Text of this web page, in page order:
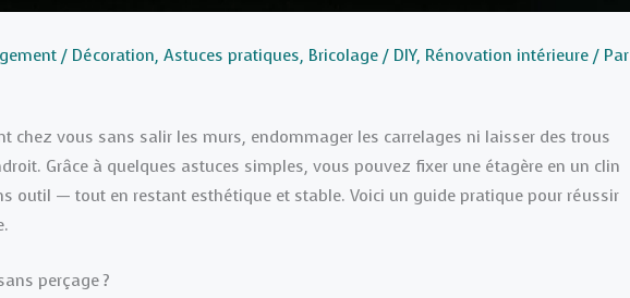
/ Décoration, Astuces pratiques, Bricolage / DIY, Rénovation intérieure / Par
chez vous sans salir les murs, endommager les carrelages ni laisser des trous
Grâce à quelques astuces simples, vous pouvez fixer une étagère en un clin
outil — tout en restant esthétique et stable. Voici un guide pratique pour réussir
perçage ?